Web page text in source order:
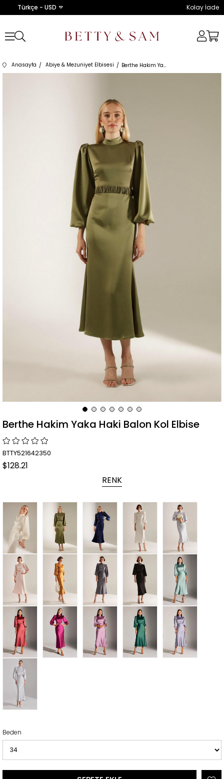
Türkçe - USD Kolay İade
Anasayfa Abiye & Mezuniyet Elbisesi Berthe Hakim Yaka Haki Balon Kol Elbise
Berthe Hakim Yaka Haki Balon Kol Elbise
BTTY521642350
$128.21
RENK
Beden